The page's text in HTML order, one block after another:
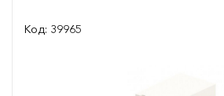
Код: 39965